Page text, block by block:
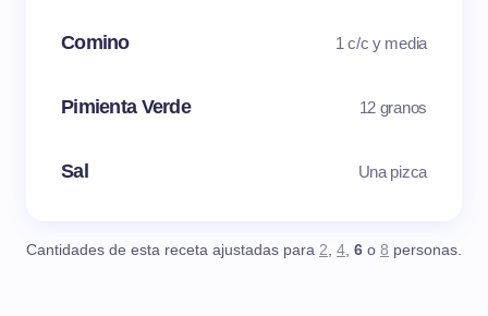
Comino 1 c/c y media
Pimienta Verde 12 granos
Sal Una pizca
Cantidades de esta receta ajustadas para 2, 4, 6 o 8 personas.